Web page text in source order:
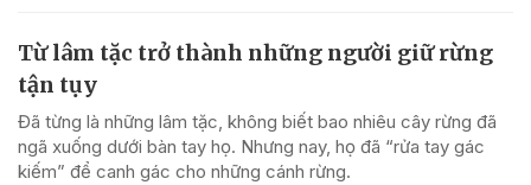
Từ lâm tặc trở thành những người giữ rừng
tận tụy
Đã từng là những lâm tặc, không biết bao nhiêu cây rừng đã
ngã xuống dưới bàn tay họ. Nhưng nay, họ đã “rửa tay gác
kiếm” để canh gác cho những cánh rừng.